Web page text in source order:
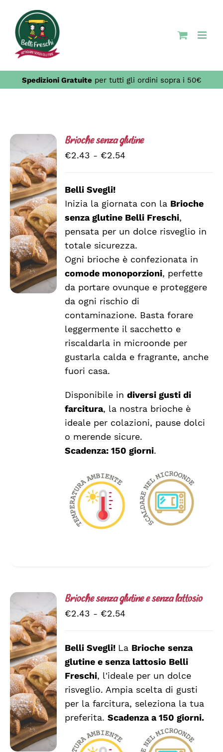
contenuto
Spedizioni Gratuiteper tutti gli ordini sopra i 50€
SCEGLI
QUESTO
PRODOTTO
HA
PIÙ
VARIANTI.
LE
OPZIONI
POSSONO
/
DETTAGLI
Brioche senza glutine
€2.43 - €2.54Fascia
Belli Svegli!
Inizia la giornata con la Brioche
senza glutine Belli Freschi,
pensata per un dolce risveglio in
totale sicurezza.
Ogni brioche è confezionata in
comode monoporzioni, perfette
da portare ovunque e proteggere
da ogni rischio di
contaminazione. Basta forare
leggermente il sacchetto e
riscaldarla in microonde per
gustarla calda e fragrante, anche
fuori casa.
Disponibile indiversi gusti di
farcitura, la nostra brioche è
ideale per colazioni, pause dolci
o merende sicure.
Scadenza: 150 giorni.
SCEGLI
QUESTO
PRODOTTO
HA
PIÙ
VARIANTI.
LE
OPZIONI
POSSONO
/
DETTAGLI
Brioche senza glutine e senza lattosio
€2.43 - €2.54Fascia
€2.43
Belli Svegli! La Brioche senza
glutine e senza lattosio Belli
Freschi, l'ideale per un dolce
risveglio. Ampia scelta di gusti
per la farcitura, seleziona la tua
preferita.Scadenza a 150 giorni.